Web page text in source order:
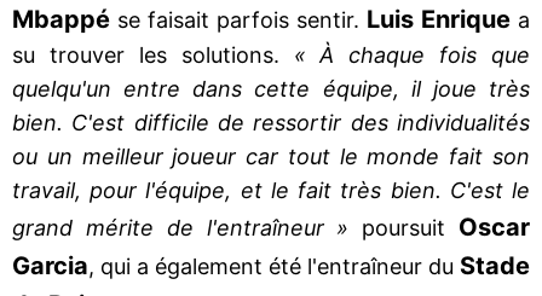
Mbappé se faisait parfois sentir. Luis Enrique a
su trouver les solutions. « À chaque fois que
quelqu'un entre dans cette équipe, il joue très
bien. C'est difficile de ressortir des individualités
ou un meilleur joueur car tout le monde fait son
travail, pour l'équipe, et le fait très bien. C'est le
grand mérite de l'entraîneur » poursuit Oscar
Garcia, qui a également été l'entraîneur du Stade